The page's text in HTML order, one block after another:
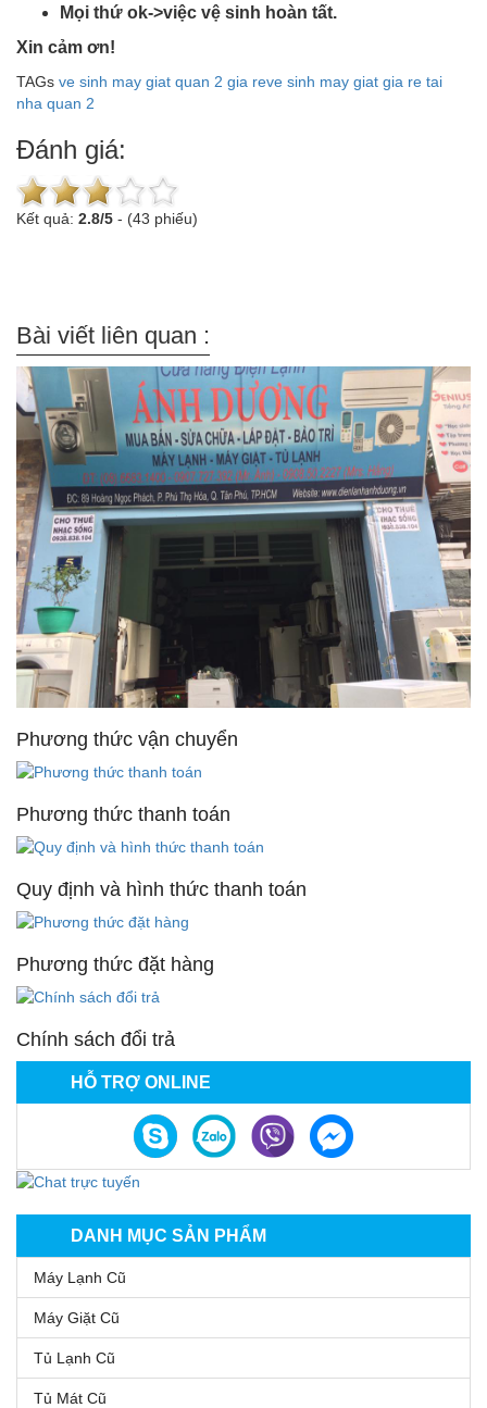
HỖ TRỢ ONLINE
DANH MỤC SẢN PHẨM
Máy Lạnh Cũ
Máy Giặt Cũ
Tủ Lạnh Cũ
Tủ Mát Cũ
Mọi thứ ok->việc vệ sinh hoàn tất.
Xin cảm ơn!
TAGs ve sinh may giat quan 2 gia reve sinh may giat gia re tai
nha quan 2
Đánh giá:
Kết quả: 2.8/5 - (43 phiếu)
Bài viết liên quan :
Phương thức vận chuyển
Phương thức thanh toán
Quy định và hình thức thanh toán
Phương thức đặt hàng
Chính sách đổi trả